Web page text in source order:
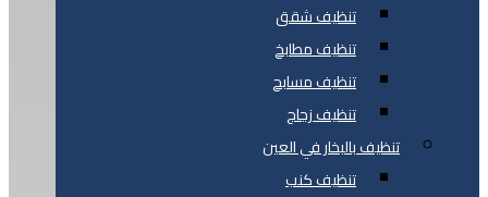
تنظيف شقق
تنظيف مطابخ
تنظيف مسابح
تنظيف زجاج
تنظيف بالبخار في العين
تنظيف كنب